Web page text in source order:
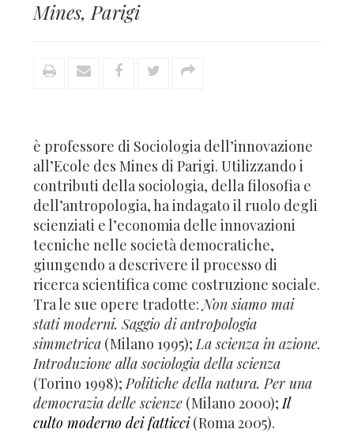
Mines, Parigi
è professore di Sociologia dell’innovazione
all’Ecole des Mines di Parigi. Utilizzando i
contributi della sociologia, della filosofia e
dell’antropologia, ha indagato il ruolo degli
scienziati e l’economia delle innovazioni
tecniche nelle società democratiche,
giungendo a descrivere il processo di
ricerca scientifica come costruzione sociale.
Tra le sue opere tradotte:Non siamo mai
stati moderni. Saggio di antropologia
simmetrica (Milano 1995);La scienza in azione.
Introduzione alla sociologia della scienza
(Torino 1998);Politiche della natura. Per una
democrazia delle scienze (Milano 2000);Il
culto moderno dei fatticci(Roma 2005).